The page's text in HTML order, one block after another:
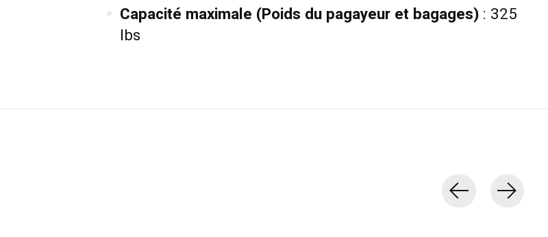
Capacité maximale (Poids du pagayeur et bagages): 325
lbs